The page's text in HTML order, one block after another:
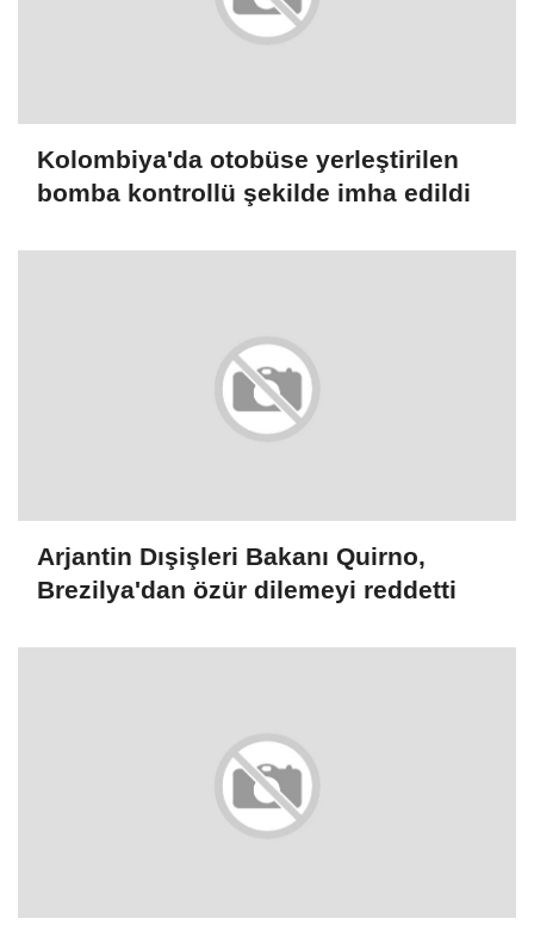
Kolombiya'da otobüse yerleştirilen
bomba kontrollü şekilde imha edildi
Arjantin Dışişleri Bakanı Quirno,
Brezilya'dan özür dilemeyi reddetti